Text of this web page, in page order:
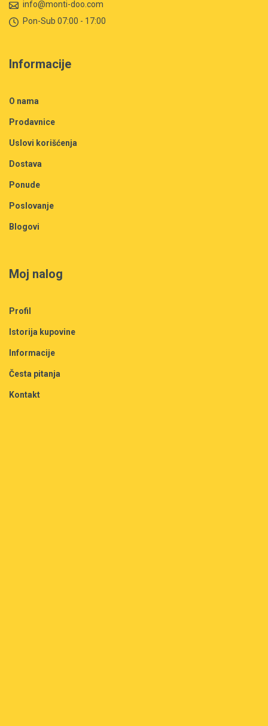
info@monti-doo.com
Pon-Sub 07:00 - 17:00
Informacije
O nama
Prodavnice
Uslovi korišćenja
Dostava
Ponude
Poslovanje
Blogovi
Moj nalog
Profil
Istorija kupovine
Informacije
Česta pitanja
Kontakt